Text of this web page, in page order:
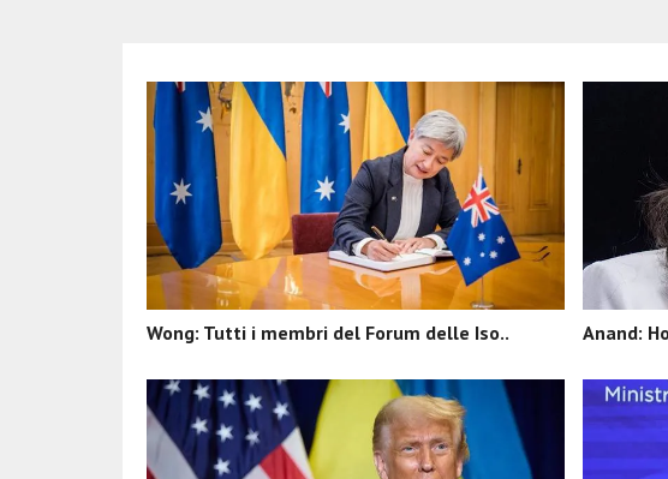
Wong: Tutti i membri del Forum delle Iso.. Anand: